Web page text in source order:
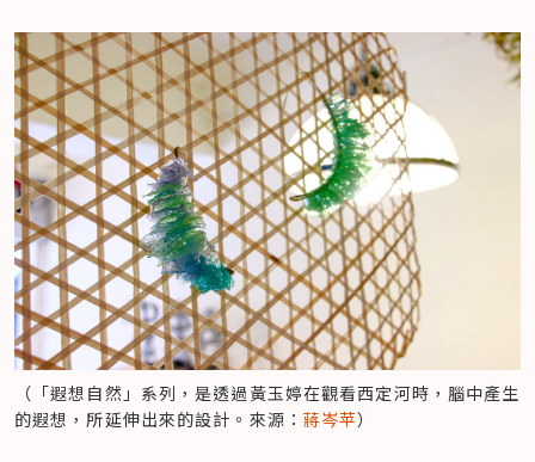
（「遐想自然」系列，是透過黃玉婷在觀看西定河時，腦中產生
的遐想，所延伸出來的設計。來源： 蔣岑苹）